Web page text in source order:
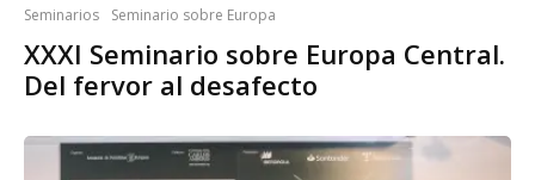
Seminarios Seminario sobre Europa
XXXI Seminario sobre Europa Central.
Del fervor al desafecto